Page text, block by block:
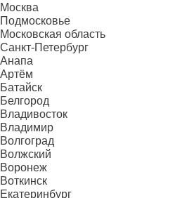
Москва
Подмосковье
Московская область
Санкт-Петербург
Анапа
Артём
Батайск
Белгород
Владивосток
Владимир
Волгоград
Волжский
Воронеж
Воткинск
Екатеринбург